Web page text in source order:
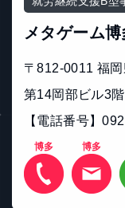
メタゲーム博
〒812-0011 福
第14岡部ビル3
【電話番号】
博多 博多